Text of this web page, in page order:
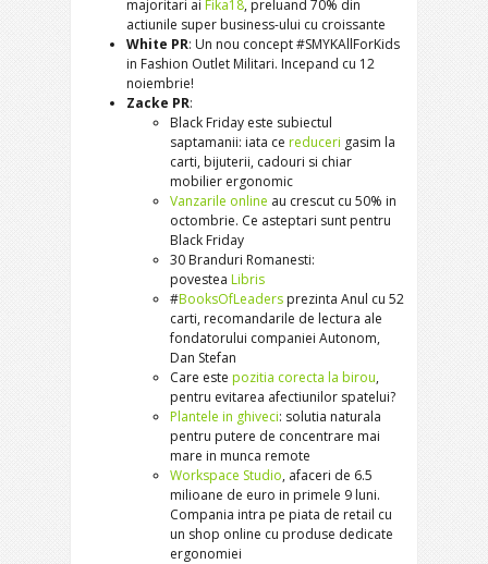
majoritari ai Fika18, preluand 70% din
actiunile super business-ului cu croissante
White PR: Un nou concept #SMYKAllForKids
in Fashion Outlet Militari. Incepand cu 12
noiembrie!
Zacke PR:
Black Friday este subiectul
saptamanii: iata ce reduceri gasim la
carti, bijuterii, cadouri si chiar
mobilier ergonomic
Vanzarile online au crescut cu 50% in
octombrie. Ce asteptari sunt pentru
Black Friday
30 Branduri Romanesti:
povestea Libris
#BooksOfLeaders prezinta Anul cu 52
carti, recomandarile de lectura ale
fondatorului companiei Autonom,
Dan Stefan
Care este pozitia corecta la birou,
pentru evitarea afectiunilor spatelui?
Plantele in ghiveci: solutia naturala
pentru putere de concentrare mai
mare in munca remote
Workspace Studio, afaceri de 6.5
milioane de euro in primele 9 luni.
Compania intra pe piata de retail cu
un shop online cu produse dedicate
ergonomiei